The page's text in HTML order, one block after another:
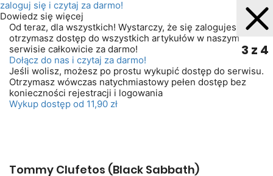
zaloguj się i czytaj za darmo!
Dowiedz się więcej
Od teraz, dla wszystkich! Wystarczy, że się zalogujesz. A
otrzymasz dostęp do wszystkich artykułów w naszym
serwisie całkowicie za darmo!
Dołącz do nas i czytaj za darmo!
Jeśli wolisz, możesz po prostu wykupić dostęp do serwisu.
Otrzymasz wówczas natychmiastowy pełen dostęp bez
konieczności rejestracji i logowania
Wykup dostęp od 11,90 zł
3 z 4
Tommy Clufetos (Black Sabbath)